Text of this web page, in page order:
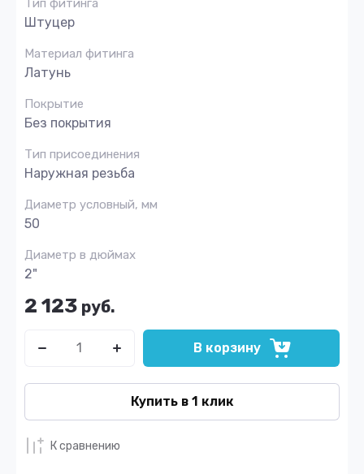
Тип фитинга
Штуцер
Материал фитинга
Латунь
Покрытие
Без покрытия
Тип присоединения
Наружная резьба
Диаметр условный, мм
50
Диаметр в дюймах
2"
2 123 руб.
В корзину
Купить в 1 клик
К сравнению